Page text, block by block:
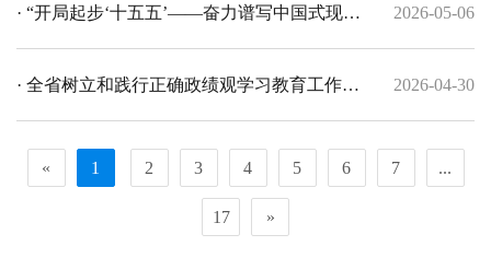
安全生产等工作
业优生态惠民生护安全 以党建引领基层党校事
业高质量发展
2026-05-06
· “开局起步‘十五五’——奋力谱写中国式现代
化甘肃篇章”专场新闻发布会在兰州举行 任振
鹤出席并回答记者提问
2026-04-30
· 全省树立和践行正确政绩观学习教育工作调
度会召开
« 1 2 3 4 5 6 7 ...
17 »